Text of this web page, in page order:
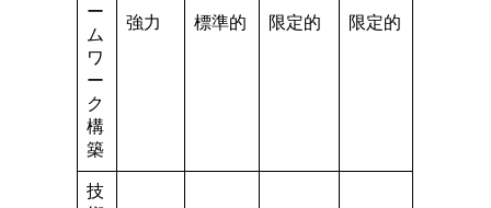
ー
ム
ワ
ー
ク
構
築
強力 標準的 限定的 限定的
技